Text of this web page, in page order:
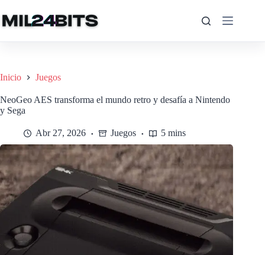
al
contenido
Inicio Juegos
NeoGeo AES transforma el mundo retro y desafía a Nintendo
y Sega
Abr 27, 2026 Juegos 5 mins